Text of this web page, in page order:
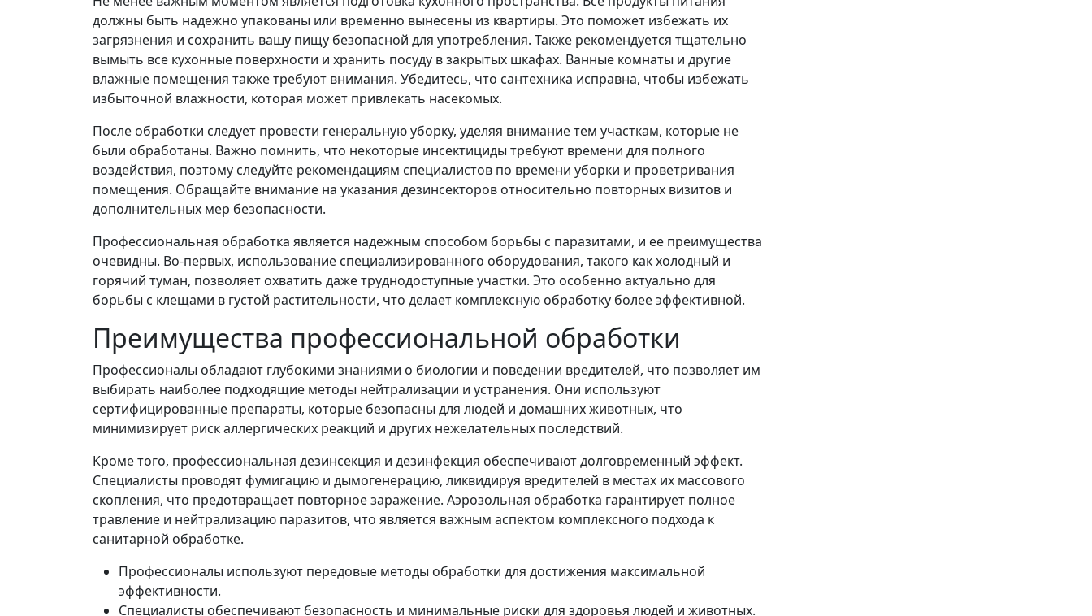
должны быть надежно упакованы или временно вынесены из квартиры. Это поможет избежать их
загрязнения и сохранить вашу пищу безопасной для употребления. Также рекомендуется тщательно
вымыть все кухонные поверхности и хранить посуду в закрытых шкафах. Ванные комнаты и другие
влажные помещения также требуют внимания. Убедитесь, что сантехника исправна, чтобы избежать
избыточной влажности, которая может привлекать насекомых.
После обработки следует провести генеральную уборку, уделяя внимание тем участкам, которые не
были обработаны. Важно помнить, что некоторые инсектициды требуют времени для полного
воздействия, поэтому следуйте рекомендациям специалистов по времени уборки и проветривания
помещения. Обращайте внимание на указания дезинсекторов относительно повторных визитов и
дополнительных мер безопасности.
Профессиональная обработка является надежным способом борьбы с паразитами, и ее преимущества
очевидны. Во-первых, использование специализированного оборудования, такого как холодный и
горячий туман, позволяет охватить даже труднодоступные участки. Это особенно актуально для
борьбы с клещами в густой растительности, что делает комплексную обработку более эффективной.
Преимущества профессиональной обработки
Профессионалы обладают глубокими знаниями о биологии и поведении вредителей, что позволяет им
выбирать наиболее подходящие методы нейтрализации и устранения. Они используют
сертифицированные препараты, которые безопасны для людей и домашних животных, что
минимизирует риск аллергических реакций и других нежелательных последствий.
Кроме того, профессиональная дезинсекция и дезинфекция обеспечивают долговременный эффект.
Специалисты проводят фумигацию и дымогенерацию, ликвидируя вредителей в местах их массового
скопления, что предотвращает повторное заражение. Аэрозольная обработка гарантирует полное
травление и нейтрализацию паразитов, что является важным аспектом комплексного подхода к
санитарной обработке.
Профессионалы используют передовые методы обработки для достижения максимальной
эффективности.
Специалисты обеспечивают безопасность и минимальные риски для здоровья людей и животных.